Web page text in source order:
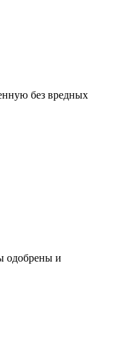
без вредных
одобрены и